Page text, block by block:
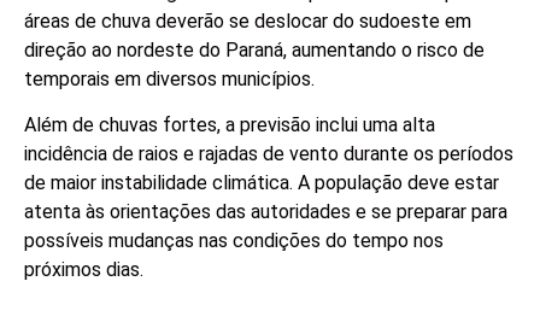
áreas de chuva deverão se deslocar do sudoeste em
direção ao nordeste do Paraná, aumentando o risco de
temporais em diversos municípios.
Além de chuvas fortes, a previsão inclui uma alta
incidência de raios e rajadas de vento durante os períodos
de maior instabilidade climática. A população deve estar
atenta às orientações das autoridades e se preparar para
possíveis mudanças nas condições do tempo nos
próximos dias.